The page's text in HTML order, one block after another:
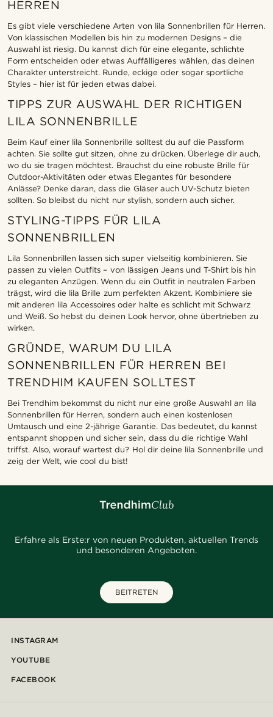
HERREN
Es gibt viele verschiedene Arten von lila Sonnenbrillen für Herren.
Von klassischen Modellen bis hin zu modernen Designs – die
Auswahl ist riesig. Du kannst dich für eine elegante, schlichte
Form entscheiden oder etwas Auffälligeres wählen, das deinen
Charakter unterstreicht. Runde, eckige oder sogar sportliche
Styles – hier ist für jeden etwas dabei.
TIPPS ZUR AUSWAHL DER RICHTIGEN
LILA SONNENBRILLE
Beim Kauf einer lila Sonnenbrille solltest du auf die Passform
achten. Sie sollte gut sitzen, ohne zu drücken. Überlege dir auch,
wo du sie tragen möchtest. Brauchst du eine robuste Brille für
Outdoor-Aktivitäten oder etwas Elegantes für besondere
Anlässe? Denke daran, dass die Gläser auch UV-Schutz bieten
sollten. So bleibst du nicht nur stylish, sondern auch sicher.
STYLING-TIPPS FÜR LILA
SONNENBRILLEN
Lila Sonnenbrillen lassen sich super vielseitig kombinieren. Sie
passen zu vielen Outfits – von lässigen Jeans und T-Shirt bis hin
zu eleganten Anzügen. Wenn du ein Outfit in neutralen Farben
trägst, wird die lila Brille zum perfekten Akzent. Kombiniere sie
mit anderen lila Accessoires oder halte es schlicht mit Schwarz
und Weiß. So hebst du deinen Look hervor, ohne übertrieben zu
wirken.
GRÜNDE, WARUM DU LILA
SONNENBRILLEN FÜR HERREN BEI
TRENDHIM KAUFEN SOLLTEST
Bei Trendhim bekommst du nicht nur eine große Auswahl an lila
Sonnenbrillen für Herren, sondern auch einen kostenlosen
Umtausch und eine 2-jährige Garantie. Das bedeutet, du kannst
entspannt shoppen und sicher sein, dass du die richtige Wahl
triffst. Also, worauf wartest du? Hol dir deine lila Sonnenbrille und
zeig der Welt, wie cool du bist!
Erfahre als Erste:r von neuen Produkten, aktuellen Trends
und besonderen Angeboten.
BEITRETEN
INSTAGRAM
YOUTUBE
FACEBOOK